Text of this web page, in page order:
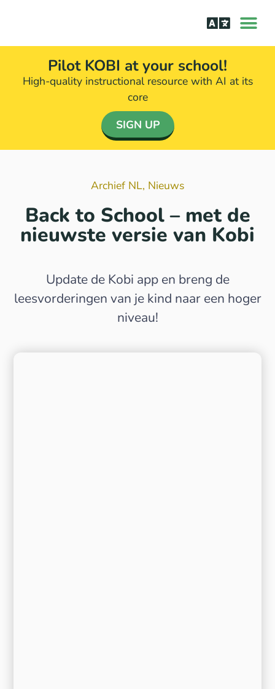
Pilot KOBI at your school!
High-quality instructional resource with AI at its
core​
SIGN UP
Archief NL, Nieuws
Back to School – met de
nieuwste versie van Kobi
Update de Kobi app en breng de
leesvorderingen van je kind naar een hoger
niveau!